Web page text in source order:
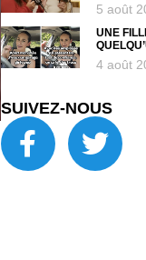
5 août
UNE
4 août
SUIVEZ-NOUS